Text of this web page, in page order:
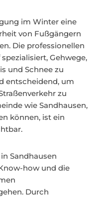
im Winter eine
von Fußgängern
Die professionellen
Gehwege,
und Schnee zu
entscheidend, um
zu
wie Sandhausen,
können, ist ein
Sandhausen
how und die
Durch